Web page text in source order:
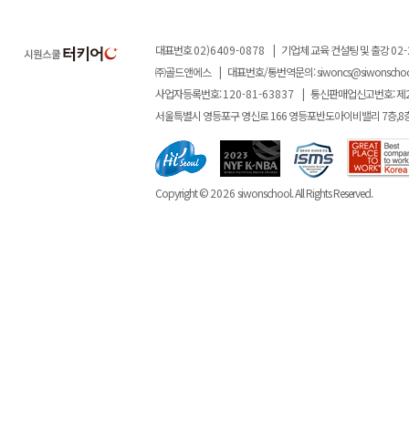
대표번호02)6409-0878 | 기업체 교육 컨설팅 및 출강
㈜골드앤에스 | 대표번호/통번역문의:
사업자등록번호:120-81-63837 | 통신판매업신고번호: 제
서울특별시 영등포구 영신로 166 영등포반도아이비밸리 7층,8
Copyright ©2026siwonschool. All Rights Reserved.